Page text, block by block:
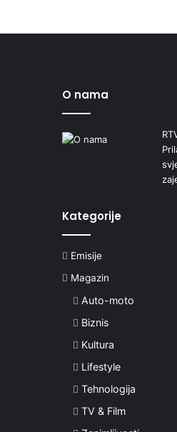
O nama
Kategorije
Emisije
Magazin
Auto-moto
Biznis
Kultura
Lifestyle
Tehnologija
TV & Film